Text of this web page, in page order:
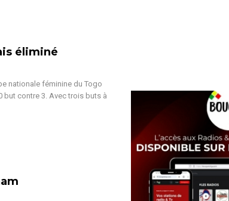
éliminé
nationale féminine du Togo
but contre 3. Avec trois buts à